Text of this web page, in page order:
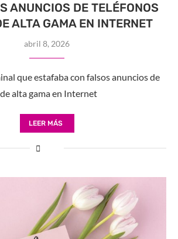
ANUNCIOS DE TELÉFONOS
ALTA GAMA EN INTERNET
abril 8, 2026
que estafaba con falsos anuncios de
alta gama en Internet
LEER MÁS